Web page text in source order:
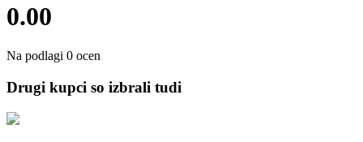
0.00
Na podlagi 0 ocen
Drugi kupci so izbrali tudi